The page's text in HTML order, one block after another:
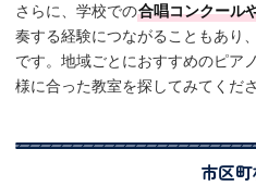
さらに、学校での合唱コンクール
奏する経験につながることもあり
です。地域ごとにおすすめのピア
様に合った教室を探してみてくださ
市区